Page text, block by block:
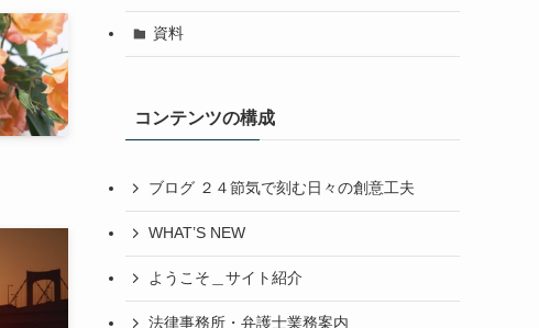
資料
コンテンツの構成
ブログ ２４節気で刻む日々の創意工夫
WHAT’S NEW
ようこそ＿サイト紹介
法律事務所・弁護士業務案内